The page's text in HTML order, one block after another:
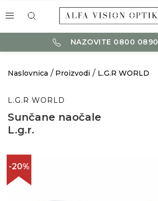
NAZOVITE 0800 0890
Naslovnica Proizvodi L.G.R WORLD
L.G.R WORLD
Sunčane naočale
L.g.r.
-20%